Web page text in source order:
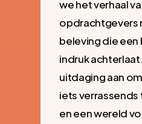
we het verhaal
opdrachtgevers
beleving die een
indruk
uitdaging aan
iets
en een wereld